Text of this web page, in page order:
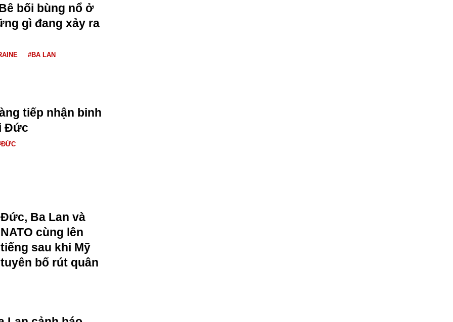
bối bùng nổ ở
gì đang xảy ra
#BA LAN
tiếp nhận binh
Đức
Đức, Ba Lan và
NATO cùng lên
tiếng sau khi Mỹ
tuyên bố rút quân